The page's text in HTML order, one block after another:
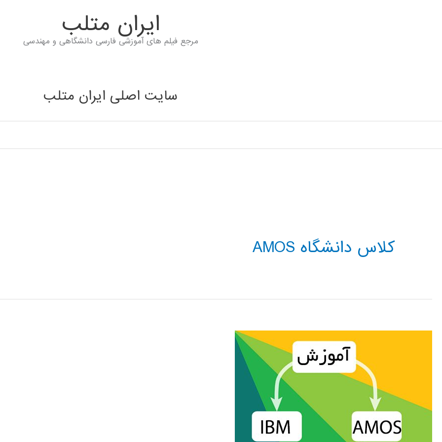
ايران متلب
مرجع فیلم های آموزشی فارسی دانشگاهی و مهندسی
سایت اصلی ایران متلب
کلاس دانشگاه AMOS